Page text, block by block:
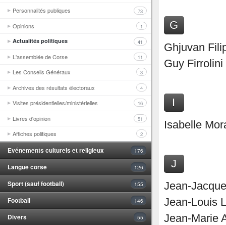
Personnalités publiques 73
Opinions 1
Actualités politiques 41
L'assemblée de Corse 11
Les Conseils Généraux 3
Archives des résultats électoraux 4
Visites présidentielles/ministérielles 16
Livres d'opinion 51
Affiches politiques 2
Evénements culturels et religieux 176
Langue corse 126
Sport (sauf football) 155
Football 146
Divers 55
G
Ghjuvan
Guy
I
Isabelle
J
Jean-
Jean-Louis
Jean-Marie